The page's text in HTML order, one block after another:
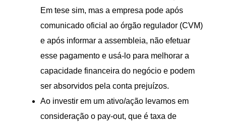
Em tese sim, mas a empresa pode após
comunicado oficial ao órgão regulador (CVM)
e após informar a assembleia, não efetuar
esse pagamento e usá-lo para melhorar a
capacidade financeira do negócio e podem
ser absorvidos pela conta prejuízos.
Ao investir em um ativo/ação levamos em
consideração o pay-out, que é taxa de